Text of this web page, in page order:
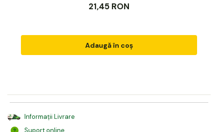
21,45 RON
Adaugă în coș
Informații Livrare
Suport online